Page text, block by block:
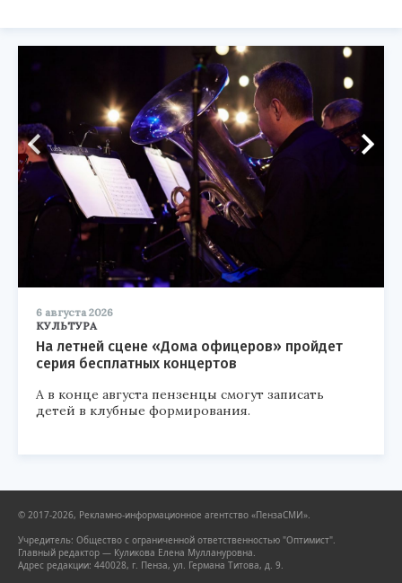
6 августа 2026
КУЛЬТУРА
На летней сцене «Дома офицеров» пройдет
серия бесплатных концертов
А в конце августа пензенцы смогут записать
детей в клубные формирования.
© 2017-2026, Рекламно-информационное агентство «ПензаСМИ».
Учредитель: Общество с ограниченной ответственностью "Оптимист".
Главный редактор — Куликова Елена Муллануровна.
Адрес редакции: 440028, г. Пенза, ул. Германа Титова, д. 9.